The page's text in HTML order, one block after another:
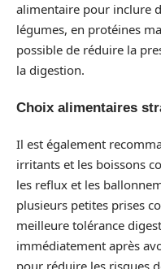
alimentaire pour inclure
légumes, en protéines
possible de réduire la
la digestion.
Choix alimentaires
Il est également
irritants et les boissons
les reflux et les
plusieurs petites prises
meilleure tolérance
immédiatement après
pour réduire les risques